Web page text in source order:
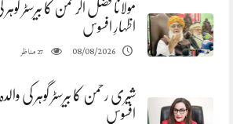
مولانا فضل الرحمن کا بیرسٹر
اظہارِ افسوس
08/08/2026
27مناظر
شیری رحمن کا بیرسٹر گوہر کی
افسوس